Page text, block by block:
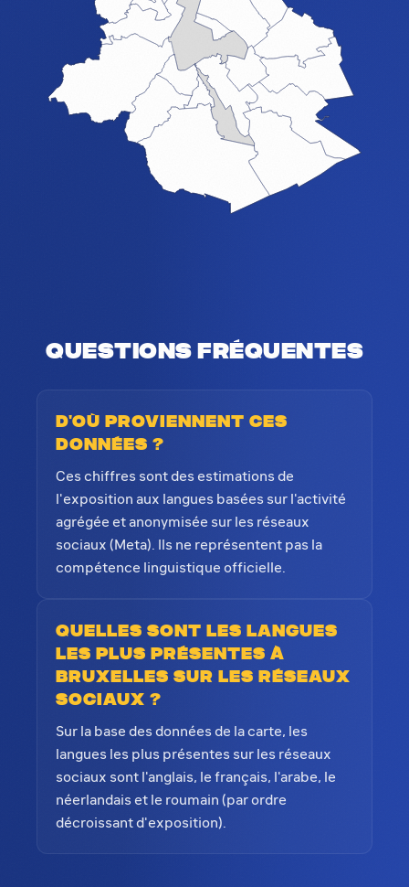
Questions fréquentes
D'où proviennent ces
données ?
Ces chiffres sont des estimations de
l'exposition aux langues basées sur l'activité
agrégée et anonymisée sur les réseaux
sociaux (Meta). Ils ne représentent pas la
compétence linguistique officielle.
Quelles sont les langues
les plus présentes à
Bruxelles sur les réseaux
sociaux ?
Sur la base des données de la carte, les
langues les plus présentes sur les réseaux
sociaux sont l'anglais, le français, l'arabe, le
néerlandais et le roumain (par ordre
décroissant d'exposition).